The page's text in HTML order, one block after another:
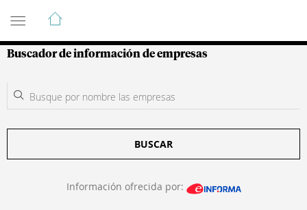
Guía de Empresas Colombianas
Buscador de información de empresas
BUSCAR
Información ofrecida por: